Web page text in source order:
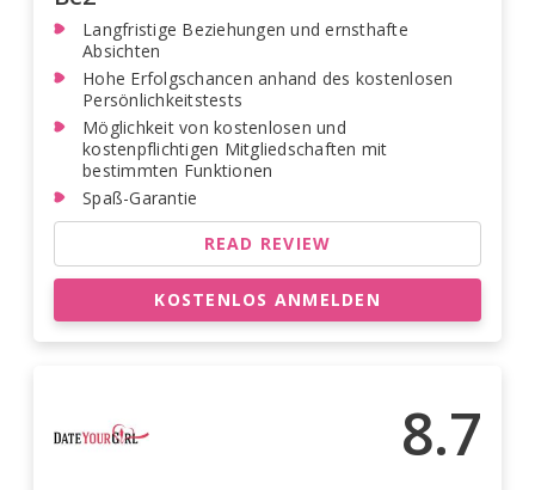
Langfristige Beziehungen und ernsthafte
Absichten
Hohe Erfolgschancen anhand des kostenlosen
Persönlichkeitstests
Möglichkeit von kostenlosen und
kostenpflichtigen Mitgliedschaften mit
bestimmten Funktionen
Spaß-Garantie
READ REVIEW
KOSTENLOS ANMELDEN
8.7